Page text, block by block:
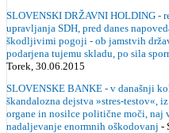
SLOVENSKI DRŽAVNI HOLDING -
upravljanja SDH, pred danes
škodljivimi pogoji - ob jamstvih
podarjena tujemu skladu, po sila
Torek, 30.06.2015
SLOVENSKE BANKE - v današnji
škandalozna dejstva »stres-testov«,
organe in nosilce politične moči, naj
nadaljevanje enormnih oškodovanj -